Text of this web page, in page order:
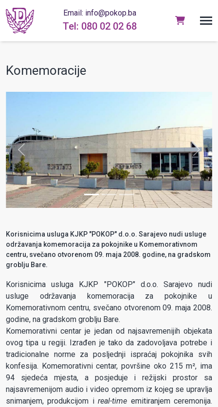
Email: info@pokop.ba
Tel: 080 02 02 68
Komemoracije
prev next
Korisnicima usluga KJKP "POKOP" d.o.o. Sarajevo nudi usluge
održavanja komemoracija za pokojnike u Komemorativnom
centru, svečano otvorenom 09. maja 2008. godine, na gradskom
groblju Bare.
Korisnicima usluga KJKP "POKOP" d.o.o. Sarajevo nudi
usluge održavanja komemoracija za pokojnike u
Komemorativnom centru, svečano otvorenom 09. maja 2008.
godine, na gradskom groblju Bare.
Komemorativni centar je jedan od najsavremenijih objekata
ovog tipa u regiji. Izrađen je tako da zadovoljava potrebe i
tradicionalne norme za posljednji ispraćaj pokojnika svih
konfesija. Komemorativni centar, površine oko 215 m², ima
94 sjedeća mjesta, a posjeduje i režijski prostor sa
najsavremenijom audio i video opremom iz kojeg se upravlja
snimanjem, produkcijom ireal-time emitiranjem ceremonija.